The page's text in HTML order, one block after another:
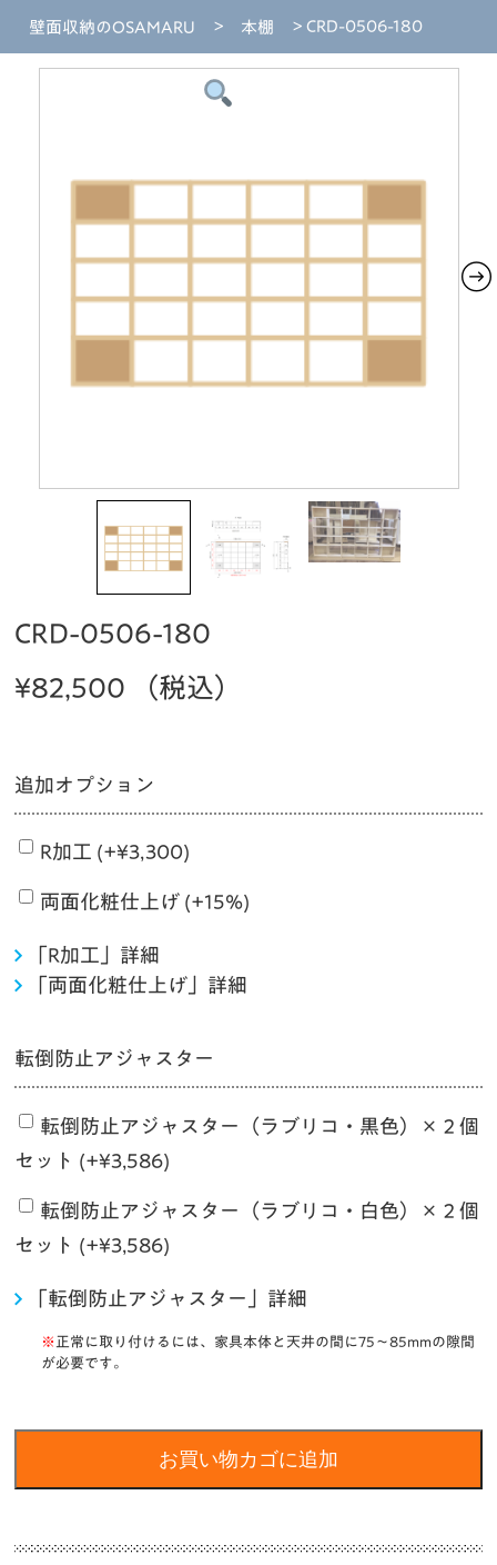
壁面収納のOSAMARU > 本棚 > CRD-0506-180
CRD-0506-180
¥82,500 （税込）
追加オプション
R加工 (+¥3,300)
両面化粧仕上げ (+15%)
「R加工」詳細
「両面化粧仕上げ」詳細
転倒防止アジャスター
転倒防止アジャスター（ラブリコ・黒色）×２個
セット (+¥3,586)
転倒防止アジャスター（ラブリコ・白色）×２個
セット (+¥3,586)
「転倒防止アジャスター」詳細
※ 正常に取り付けるには、家具本体と天井の間に75〜85mmの隙間
が必要です。
お買い物カゴに追加